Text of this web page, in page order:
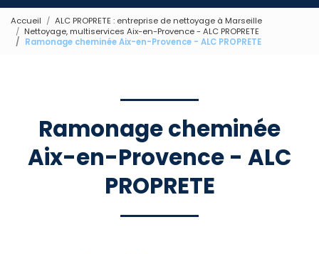
Accueil
ALC PROPRETE : entreprise de nettoyage à Marseille
Nettoyage, multiservices Aix-en-Provence - ALC PROPRETE
Ramonage cheminée Aix-en-Provence - ALC PROPRETE
Ramonage cheminée
Aix-en-Provence - ALC
PROPRETE